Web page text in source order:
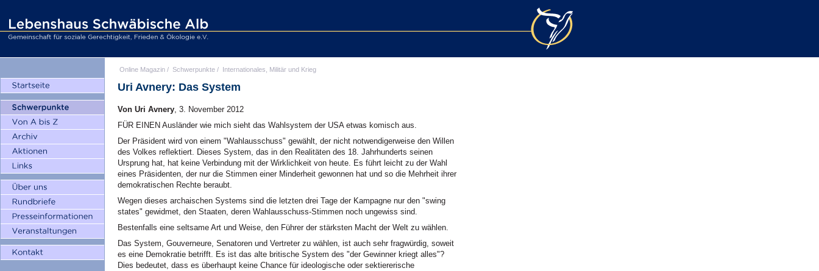
Online Magazin / Schwerpunkte / Internationales, Militär und Krieg
Uri Avnery: Das System
Von Uri Avnery, 3. November 2012
FÜR EINEN Ausländer wie mich sieht das Wahlsystem der USA etwas komisch aus.
Der Präsident wird von einem "Wahlausschuss" gewählt, der nicht notwendigerweise den Willen
des Volkes reflektiert. Dieses System, das in den Realitäten des 18. Jahrhunderts seinen
Ursprung hat, hat keine Verbindung mit der Wirklichkeit von heute. Es führt leicht zu der Wahl
eines Präsidenten, der nur die Stimmen einer Minderheit gewonnen hat und so die Mehrheit ihrer
demokratischen Rechte beraubt.
Wegen dieses archaischen Systems sind die letzten drei Tage der Kampagne nur den "swing
states" gewidmet, den Staaten, deren Wahlausschuss-Stimmen noch ungewiss sind.
Bestenfalls eine seltsame Art und Weise, den Führer der stärksten Macht der Welt zu wählen.
Das System, Gouverneure, Senatoren und Vertreter zu wählen, ist auch sehr fragwürdig, soweit
es eine Demokratie betrifft. Es ist das alte britische System des "der Gewinner kriegt alles"?
Dies bedeutet, dass es überhaupt keine Chance für ideologische oder sektiererische